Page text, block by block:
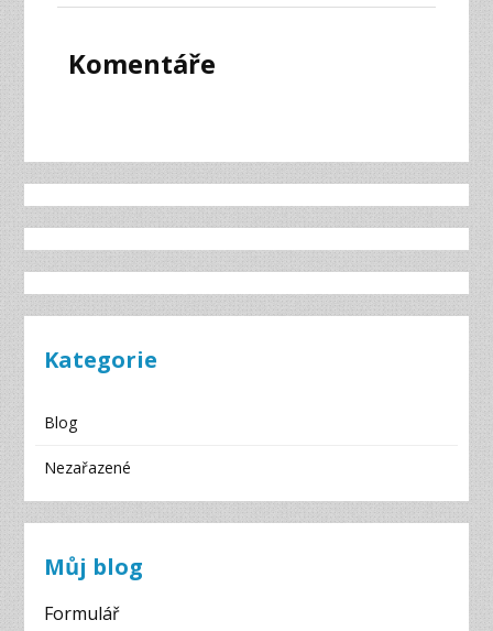
Komentáře
Kategorie
Blog
Nezařazené
Můj blog
Formulář